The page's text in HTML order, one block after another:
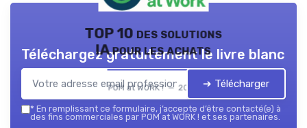
TOP 10 des solutions
IA pour les achats
POM at WORK ! — 2026
Téléchargez gratuitement le livre blanc
➔ Télécharger
* En remplissant ce formulaire, j’accepte d’être contacté(e) à
des fins commerciales par POM at WORK ! et ses partenaires.